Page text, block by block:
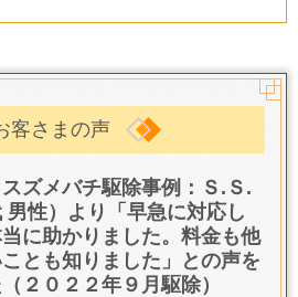
客さまの声
スズメバチ駆除事例：Ｓ.Ｓ.
性）より「 早急に対応し
に助かりました。 料金も他
とも知りました 」との声を
２０２２年９月駆除）